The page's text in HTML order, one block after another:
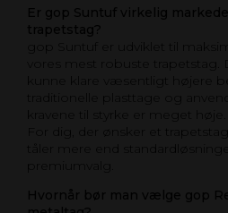
Er gop Suntuf virkelig
trapetstag?
gop Suntuf er udviklet til
vores mest robuste trapetstag.
kunne klare væsentligt højere
traditionelle plasttage og
kravene til styrke er meget høje.
For dig, der ønsker et
tåler mere end
premiumvalg.
Hvornår bør man vælge gop